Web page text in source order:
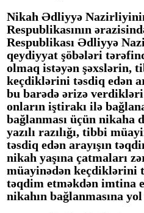
Nikah Ədliyyə Nazirliyi
Respublikasının
Respublikası Ədliyyə
qeydiyyat şöbələri
olmaq istəyən şəxslərin,
keçdiklərini təsdiq edən
bu barədə ərizə
onların iştirakı ilə
bağlanması üçün nikaha
yazılı razılığı, tibbi
təsdiq edən arayışın
nikah yaşına çatmaları
müayinədən keçdiklərini
təqdim etməkdən imtina
nikahın bağlanmasına